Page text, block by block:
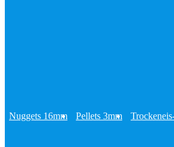
Nuggets 16mm Pellets 3mm